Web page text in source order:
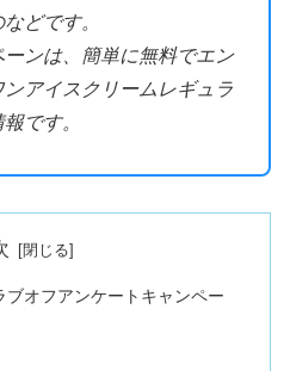
どです。
ンは、簡単に無料でエン
アイスクリームレギュラ
です。
オフアンケートキャンペー